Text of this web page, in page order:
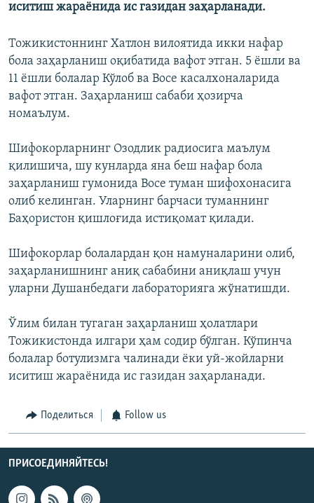
иситиш жараёнида ис газидан заҳарланади.
Тожикистоннинг Хатлон вилоятида икки нафар
бола заҳарланиш оқибатида вафот этган. 5 ёшли ва
11 ёшли болалар Кўлоб ва Восе касалхоналарида
вафот этган. Заҳарланиш сабаби ҳозирча
номаълум.
Шифокорларнинг Озодлик радиосига маълум
қилишича, шу кунларда яна беш нафар бола
заҳарланиш гумонида Восе туман шифохонасига
олиб келинган. Уларнинг барчаси туманнинг
Баҳористон қишлоғида истиқомат қилади.
Шифокорлар болалардан қон намуналарини олиб,
заҳарланишнинг аниқ сабабини аниқлаш учун
уларни Душанбедаги лабораторияга жўнатишди.
Ўлим билан тугаган заҳарланиш ҳолатлари
Тожикистонда илгари ҳам содир бўлган. Кўпинча
болалар ботулизмга чалинади ёки уй-жойларни
иситиш жараёнида ис газидан заҳарланади.
Поделиться Follow us
ПРИСОЕДИНЯЙТЕСЬ!